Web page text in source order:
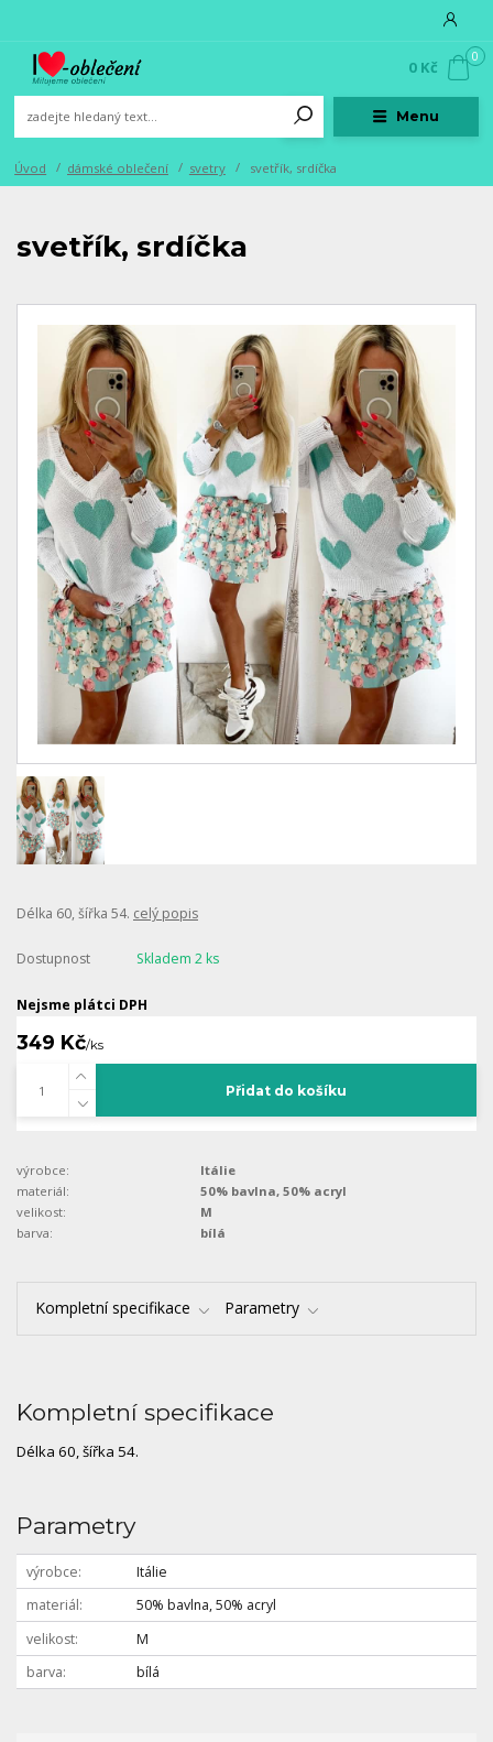
Menu
0
0 Kč
Úvod dámské oblečení svetry svetřík, srdíčka
svetřík, srdíčka
Délka 60, šířka 54. celý popis
Dostupnost Skladem 2 ks
Nejsme plátci DPH
349 Kč/ks
Přidat do košíku
výrobce:
Itálie
materiál:
50% bavlna, 50% acryl
velikost:
M
barva:
bílá
Kompletní specifikace Parametry
Kompletní specifikace
Délka 60, šířka 54.
Parametry
výrobce
Itálie
materiál
50% bavlna, 50% acryl
velikost
M
barva
bílá